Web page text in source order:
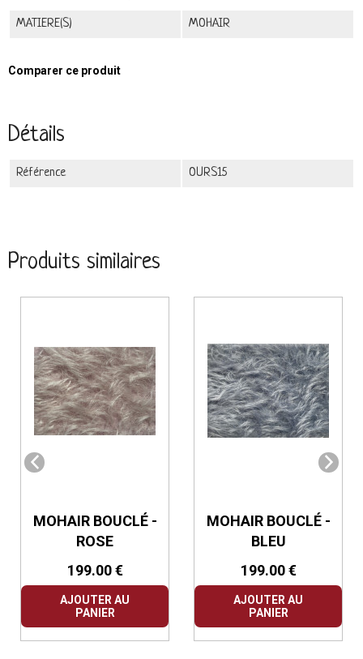
MATIERE(S) MOHAIR
Comparer ce produit
Détails
Référence OURS15
Produits similaires
MOHAIR BOUCLÉ -
ROSE
199.00 €
AJOUTER AU
PANIER
MOHAIR BOUCLÉ -
BLEU
199.00 €
AJOUTER AU
PANIER